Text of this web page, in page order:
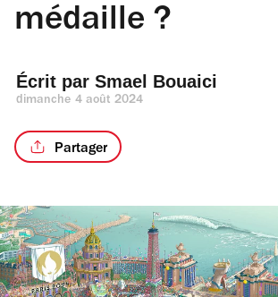
médaille ?
Écrit par Smael Bouaici
dimanche 4 août 2024
Partager